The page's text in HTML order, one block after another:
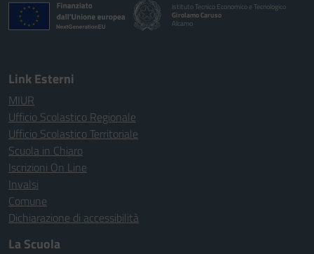
Istituto Tecnico Economico e Tecnologico
Girolamo Caruso
Alcamo
Link Esterni
MIUR
Ufficio Scolastico Regionale
Ufficio Scolastico Territoriale
Scuola in Chiaro
Iscrizioni On Line
Invalsi
Comune
Dichiarazione di accessibilità
La Scuola